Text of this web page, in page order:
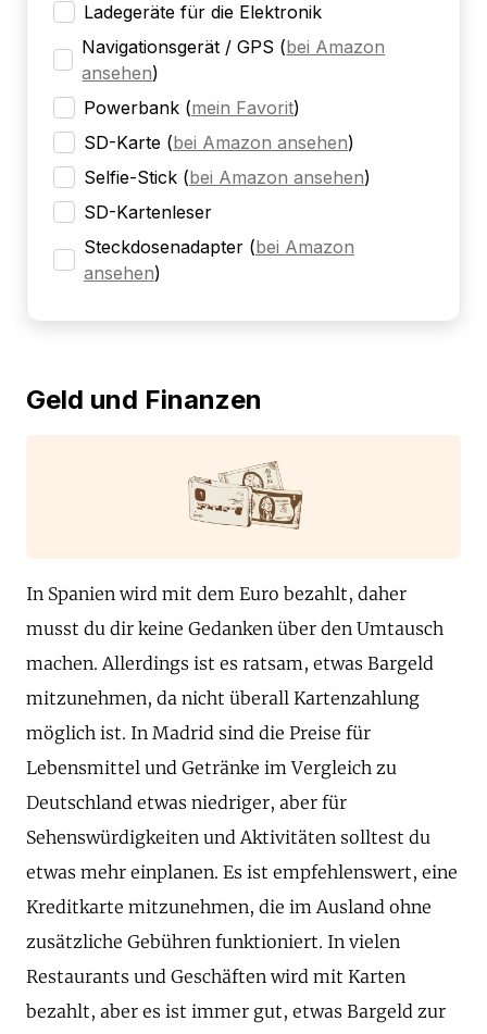
Ladegeräte für die Elektronik
Navigationsgerät / GPS (bei Amazon
ansehen)
Powerbank (mein Favorit)
SD-Karte (bei Amazon ansehen)
Selfie-Stick (bei Amazon ansehen)
SD-Kartenleser
Steckdosenadapter (bei Amazon
ansehen)
Geld und Finanzen
In Spanien wird mit dem Euro bezahlt, daher
musst du dir keine Gedanken über den Umtausch
machen. Allerdings ist es ratsam, etwas Bargeld
mitzunehmen, da nicht überall Kartenzahlung
möglich ist. In Madrid sind die Preise für
Lebensmittel und Getränke im Vergleich zu
Deutschland etwas niedriger, aber für
Sehenswürdigkeiten und Aktivitäten solltest du
etwas mehr einplanen. Es ist empfehlenswert, eine
Kreditkarte mitzunehmen, die im Ausland ohne
zusätzliche Gebühren funktioniert. In vielen
Restaurants und Geschäften wird mit Karten
bezahlt, aber es ist immer gut, etwas Bargeld zur